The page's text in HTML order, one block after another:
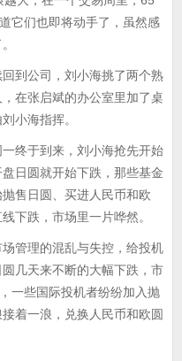
它们也即将动手了，虽然感
到公司，刘小海挑了两个熟
在张启斌的办公室里加了桌
小海指挥。
终于到来，刘小海抢先开始
日圆就开始下跌，那些基金
售日圆、买进人民币和欧
下跌，市场里一片哗然。
管理的混乱与失控，给投机
几天来不断的大幅下跌，市
一些国际投机者纷纷加入抛
着一浪，兑换人民币和欧圆